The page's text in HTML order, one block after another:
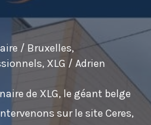
/ Bruxelles,
, XLG / Adrien
de XLG, le géant belge
sur le site Ceres,